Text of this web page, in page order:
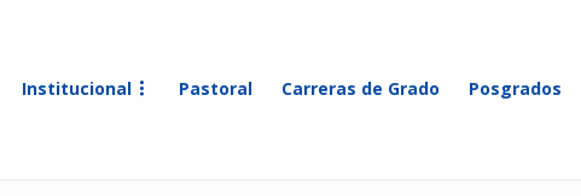
Institucional Pastoral Carreras de Grado Posgrados